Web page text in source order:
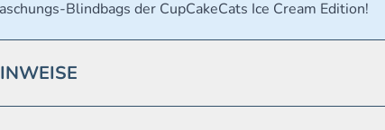
Blindbags der CupCakeCats Ice Cream Edition!